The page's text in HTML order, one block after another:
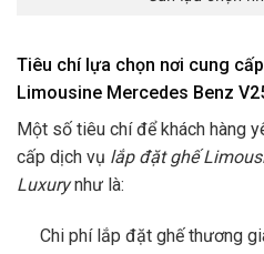
Tiêu chí lựa chọn nơi cung
Limousine Mercedes Benz
Một số tiêu chí để khách hàng
cấp dịch vụ lắp đặt ghế
Luxurynhư là:
Chi phí lắp đặt ghế thương